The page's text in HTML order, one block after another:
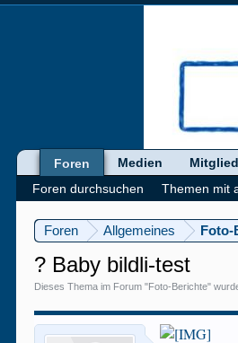
Foren Allgemeines Foto-
? Baby bildli-test
Dieses Thema im Forum "Foto-Berichte"
Foren
Foren durchsuchen
Themen mit
Medien